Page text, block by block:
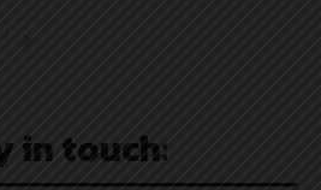
in touch: